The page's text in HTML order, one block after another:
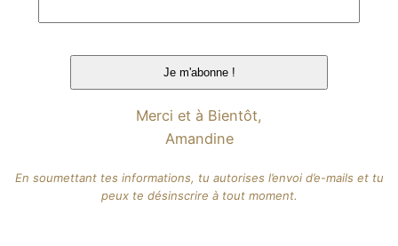
Merci et à Bientôt,
Amandine
En soumettant tes informations, tu autorises l’envoi d’e-mails et tu
peux te désinscrire à tout moment.